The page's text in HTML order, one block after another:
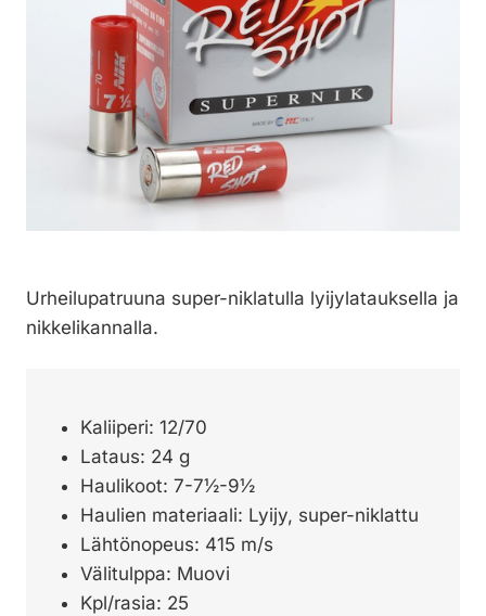
Urheilupatruuna super-niklatulla lyijylatauksella ja
nikkelikannalla.
Kaliiperi: 12/70
Lataus: 24 g
Haulikoot: 7-7½-9½
Haulien materiaali: Lyijy, super-niklattu
Lähtönopeus: 415 m/s
Välitulppa: Muovi
Kpl/rasia: 25